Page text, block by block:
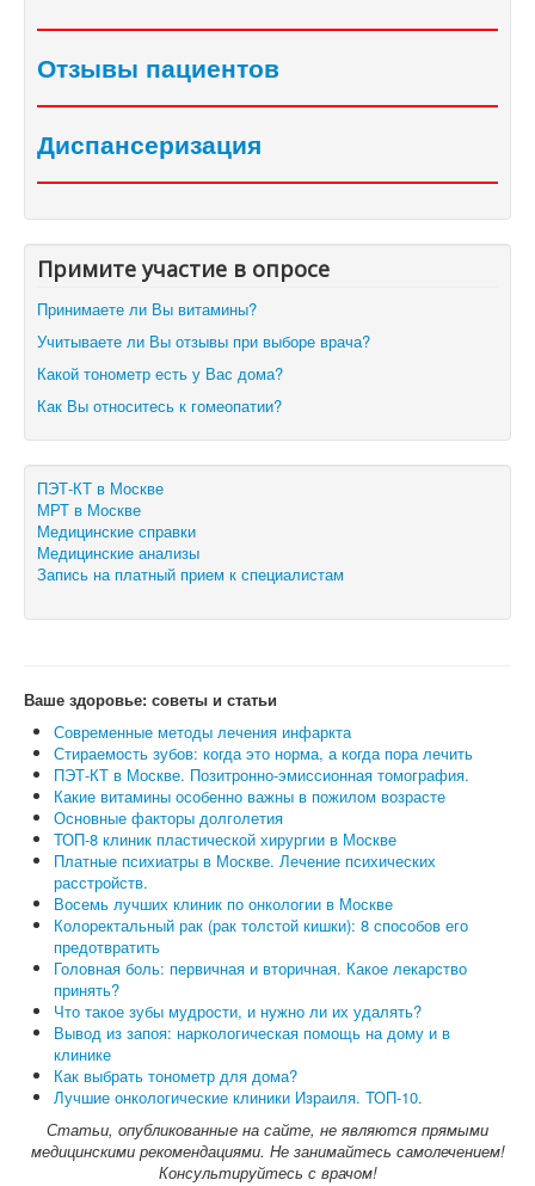
Отзывы пациентов
Диспансеризация
Примите участие в опросе
Принимаете ли Вы витамины?
Учитываете ли Вы отзывы при выборе врача?
Какой тонометр есть у Вас дома?
Как Вы относитесь к гомеопатии?
ПЭТ-КТ в Москве
МРТ в Москве
Медицинские справки
Медицинские анализы
Запись на платный прием к специалистам
Ваше здоровье: советы и статьи
Современные методы лечения инфаркта
Стираемость зубов: когда это норма, а когда пора лечить
ПЭТ-КТ в Москве. Позитронно-эмиссионная томография.
Какие витамины особенно важны в пожилом возрасте
Основные факторы долголетия
ТОП-8 клиник пластической хирургии в Москве
Платные психиатры в Москве. Лечение психических
расстройств.
Восемь лучших клиник по онкологии в Москве
Колоректальный рак (рак толстой кишки): 8 способов его
предотвратить
Головная боль: первичная и вторичная. Какое лекарство
принять?
Что такое зубы мудрости, и нужно ли их удалять?
Вывод из запоя: наркологическая помощь на дому и в
клинике
Как выбрать тонометр для дома?
Лучшие онкологические клиники Израиля. ТОП-10.
Статьи, опубликованные на сайте, не являются прямыми
медицинскими рекомендациями. Не занимайтесь самолечением!
Консультируйтесь с врачом!